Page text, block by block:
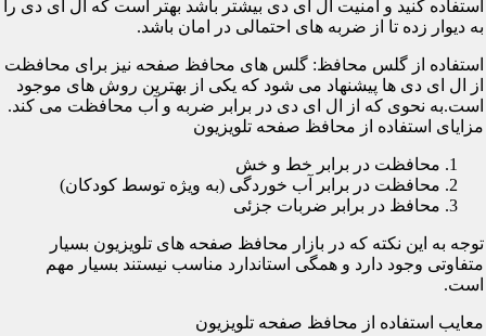
استفاده کنید و امنیت ال ای دی بیشتر باشد بهتر است که ال ای دی را
به دیوار زده تا از ضربه های احتمالی در امان باشد.
استفاده از گلس محافظ: گلس های محافظ صفحه نیز برای محافظت
از ال ای دی ها پیشنهاد می شود که یکی از بهترین روش های موجود
است.به نحوی که از ال ای دی در برابر ضربه و آب محافظت می کند.
مزایای استفاده از محافظ صفحه تلویزیون
محافظت در برابر خط و خش
محافظت در برابر آب خوردگی (به ویژه توسط کودکان)
محافظ در برابر ضربات جزئی
توجه به این نکته که در بازار محافظ صفحه های تلویزیون بسیار
متفاوتی وجود دارد و همگی استاندارد مناسب نیستند بسیار مهم
است.
معایب استفاده از محافظ صفحه تلویزیون